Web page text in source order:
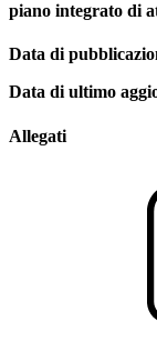
piano integrato di
Data di
Data di ultimo
Allegati